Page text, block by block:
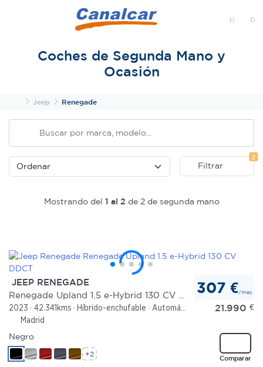
Coches de Segunda Mano y
Ocasión
InicioJeep Renegade
Filtrar
2
Mostrando del 1 al 2 de 2 de segunda mano
JEEP RENEGADE
2023 42.341kms Híbrido-enchufable
Automático
Madrid
307 €/mes
21.990 €
Comparar
Negro
+2